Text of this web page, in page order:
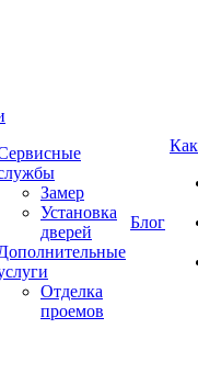
Замер
Установка
дверей
Отделка
проемов
Блог